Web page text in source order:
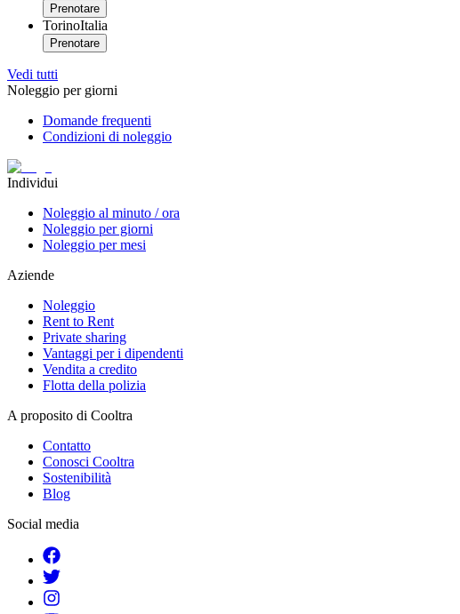
Prenotare
TorinoItalia
Prenotare
Vedi tutti
Noleggio per giorni
Domande frequenti
Condizioni di noleggio
Individui
Noleggio al minuto / ora
Noleggio per giorni
Noleggio per mesi
Aziende
Noleggio
Rent to Rent
Private sharing
Vantaggi per i dipendenti
Vendita a credito
Flotta della polizia
A proposito di Cooltra
Contatto
Conosci Cooltra
Sostenibilità
Blog
Social media